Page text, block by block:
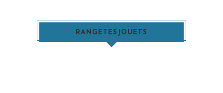
RANGETESJOUETS